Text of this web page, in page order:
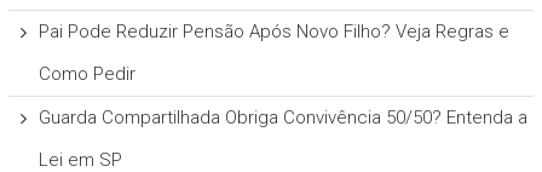
Pai Pode Reduzir Pensão Após Novo Filho? Veja Regras e
Como Pedir
Guarda Compartilhada Obriga Convivência 50/50? Entenda a
Lei em SP